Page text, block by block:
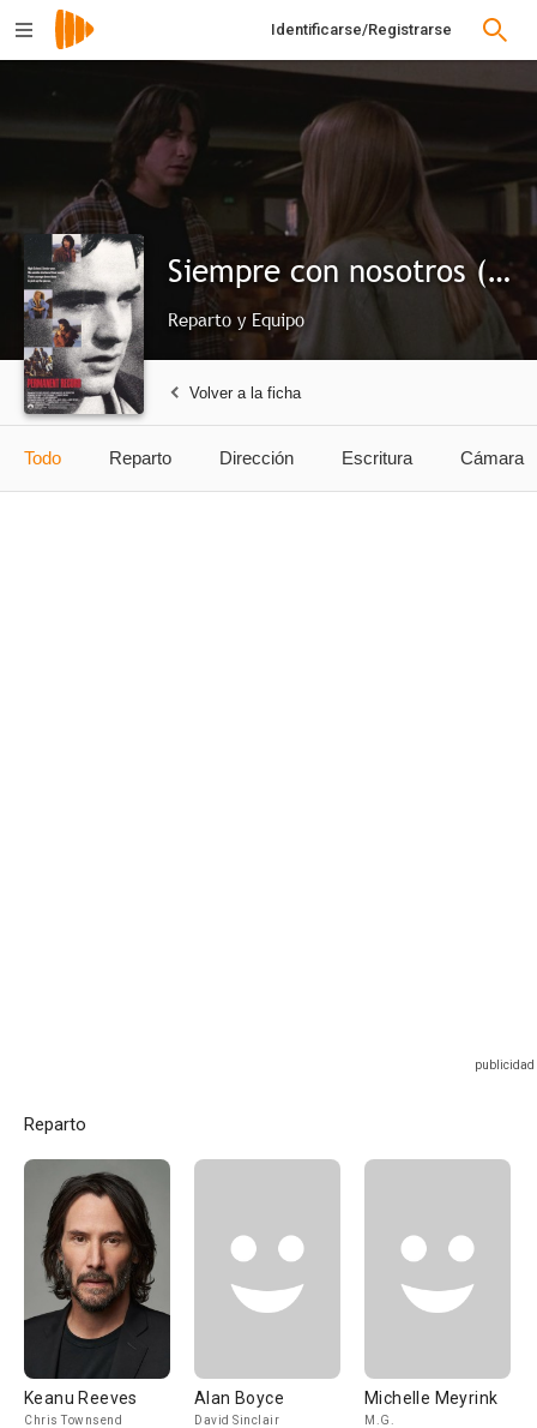
Identificarse/Registrarse
Siempre con nosotros (Permanent Record)
Reparto y Equipo
Volver a la ficha
Todo Reparto Dirección Escritura Cámara
Reparto
Keanu Reeves
Chris Townsend
Alan Boyce
David Sinclair
Michelle Meyrink
M.G.